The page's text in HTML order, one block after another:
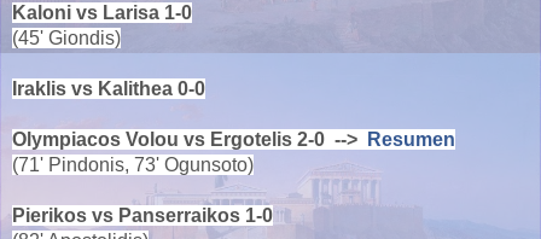
Kaloni vs Larisa 1-0
(45' Giondis)
Iraklis vs Kalithea 0-0
Olympiacos Volou vs Ergotelis 2-0 -->
Resumen
(71' Pindonis, 73' Ogunsoto)
Pierikos vs Panserraikos 1-0